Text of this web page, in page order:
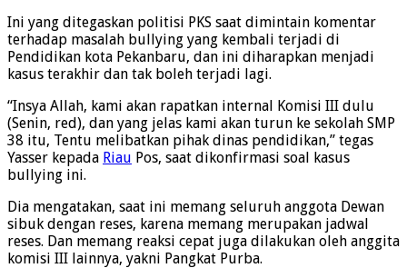
Ini yang ditegaskan politisi PKS saat dimintain komentar
terhadap masalah bullying yang kembali terjadi di
Pendidikan kota Pekanbaru, dan ini diharapkan menjadi
kasus terakhir dan tak boleh terjadi lagi.
“Insya Allah, kami akan rapatkan internal Komisi III dulu
(Senin, red), dan yang jelas kami akan turun ke sekolah SMP
38 itu, Tentu melibatkan pihak dinas pendidikan,” tegas
Yasser kepada Riau Pos, saat dikonfirmasi soal kasus
bullying ini.
Dia mengatakan, saat ini memang seluruh anggota Dewan
sibuk dengan reses, karena memang me­rupakan jadwal
reses. Dan memang reaksi cepat juga dilakukan oleh anggita
komisi III lainnya, yakni Pangkat Purba.